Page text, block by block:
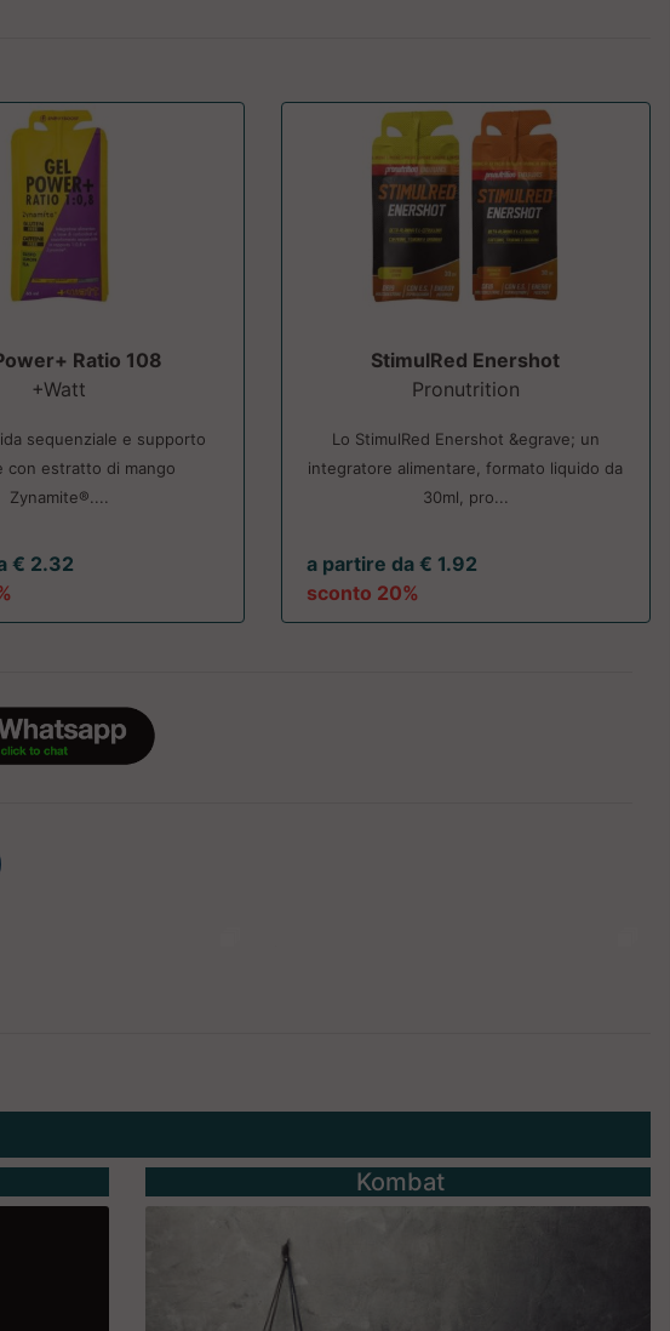
Ratio 108
+Watt
sequenziale e supporto
con estratto di mango
Zynamite®....
€ 2.32
StimulRed Enershot
Pronutrition
Lo StimulRed Enershot &egrave; un
integratore alimentare, formato liquido da
30ml, pro...
a partire da € 1.92
sconto 20%
Kombat